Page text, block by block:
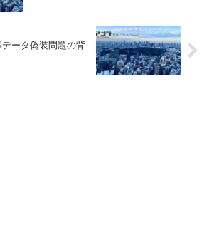
ータ偽装問題の背